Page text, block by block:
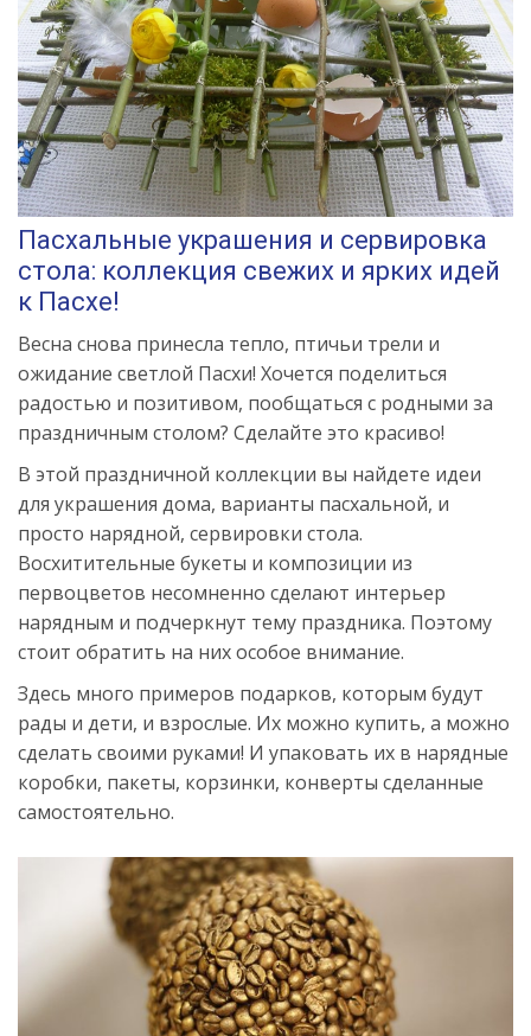
Пасхальные украшения и сервировка
стола: коллекция свежих и ярких идей
к Пасхе!
Весна снова принесла тепло, птичьи трели и
ожидание светлой Пасхи! Хочется поделиться
радостью и позитивом, пообщаться с родными за
праздничным столом? Сделайте это красиво!
В этой праздничной коллекции вы найдете идеи
для украшения дома, варианты пасхальной, и
просто нарядной, сервировки стола.
Восхитительные букеты и композиции из
первоцветов несомненно сделают интерьер
нарядным и подчеркнут тему праздника. Поэтому
стоит обратить на них особое внимание.
Здесь много примеров подарков, которым будут
рады и дети, и взрослые. Их можно купить, а можно
сделать своими руками! И упаковать их в нарядные
коробки, пакеты, корзинки, конверты сделанные
самостоятельно.